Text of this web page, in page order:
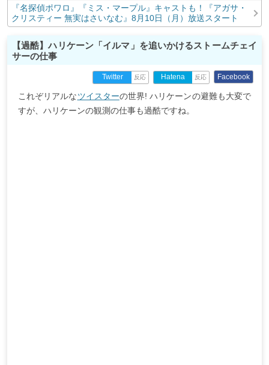
『名探偵ポワロ』『ミス・マープル』キャストも！『アガサ・
クリスティー 無実はさいなむ』8月10日（月）放送スタート
【過酷】ハリケーン「イルマ」を追いかけるストームチェイ
サーの仕事
Twitter 反応 Hatena 反応 Facebook
これぞリアルなツイスターの世界! ハリケーンの避難も大変で
すが、ハリケーンの観測の仕事も過酷ですね。